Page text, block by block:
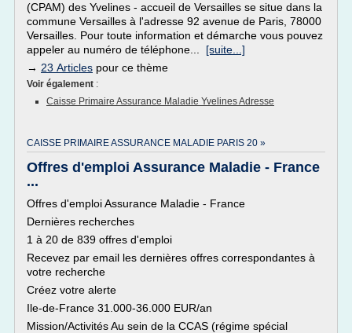
(CPAM) des Yvelines - accueil de Versailles se situe dans la
commune Versailles à l'adresse 92 avenue de Paris, 78000
Versailles. Pour toute information et démarche vous pouvez
appeler au numéro de téléphone... [suite...]
→ 23 Articles pour ce thème
Voir également :
Caisse Primaire Assurance Maladie Yvelines Adresse
CAISSE PRIMAIRE ASSURANCE MALADIE PARIS 20 »
Offres d'emploi Assurance Maladie - France
...
Offres d'emploi Assurance Maladie - France
Dernières recherches
1 à 20 de 839 offres d'emploi
Recevez par email les dernières offres correspondantes à
votre recherche
Créez votre alerte
Ile-de-France 31.000-36.000 EUR/an
Mission/Activités Au sein de la CCAS (régime spécial